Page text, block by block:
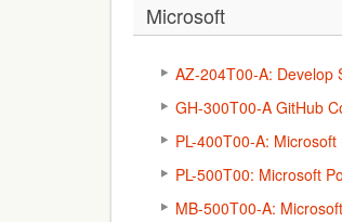
Microsoft
AZ-204T00-A: Develop
GH-300T00-A GitHub
PL-400T00-A:
PL-500T00: Microsoft
MB-500T00-A: